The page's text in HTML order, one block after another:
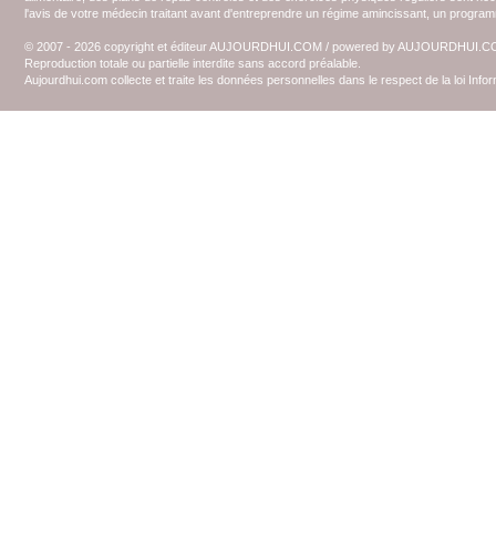
l'avis de votre médecin traitant avant d'entreprendre un régime amincissant, un
© 2007 - 2026 copyright et éditeur AUJOURDHUI.COM / powered by
Reproduction totale ou partielle interdite sans accord préalable.
Aujourdhui.com collecte et traite les données personnelles dans le respect de la loi